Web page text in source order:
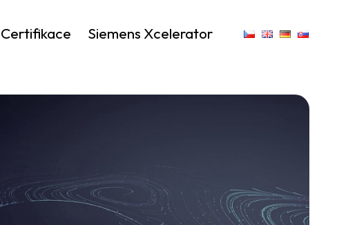
Certifikace Siemens Xcelerator